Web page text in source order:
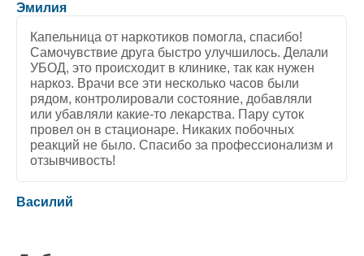
Эмилия
Капельница от наркотиков помогла, спасибо!
Самочувствие друга быстро улучшилось. Делали
УБОД, это происходит в клинике, так как нужен
наркоз. Врачи все эти несколько часов были
рядом, контролировали состояние, добавляли
или убавляли какие-то лекарства. Пару суток
провел он в стационаре. Никаких побочных
реакций не было. Спасибо за профессионализм и
отзывчивость!
Василий